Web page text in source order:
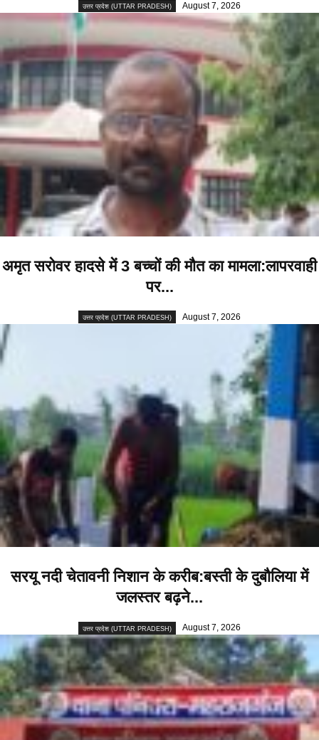
उत्तर प्रदेश (UTTAR PRADESH) August 7, 2026
अमृत सरोवर हादसे में 3 बच्चों की मौत का मामला:लापरवाही
पर...
उत्तर प्रदेश (UTTAR PRADESH) August 7, 2026
सरयू नदी चेतावनी निशान के करीब:बस्ती के दुबौलिया में
जलस्तर बढ़ने...
उत्तर प्रदेश (UTTAR PRADESH) August 7, 2026